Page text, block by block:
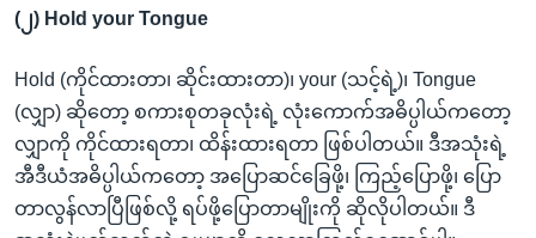
(၂) Hold your Tongue
Hold (ကိုင်ထားတာ၊ ဆိုင်းထားတာ)၊ your (သင့်ရဲ့)၊ Tongue
(လျှာ) ဆိုတော့ စကားစုတခုလုံးရဲ့ လုံးကောက်အဓိပ္ပါယ်ကတော့
လျှာကို ကိုင်ထားရတာ၊ ထိန်းထားရတာ ဖြစ်ပါတယ်။ ဒီအသုံးရဲ့
အီဒီယံအဓိပ္ပါယ်ကတော့ အပြောဆင်ခြေဖို့၊ ကြည့်ပြောဖို့၊ ပြော
တာလွန်လာပြီဖြစ်လို့ ရပ်ဖို့ပြောတာမျိုးကို ဆိုလိုပါတယ်။ ဒီ